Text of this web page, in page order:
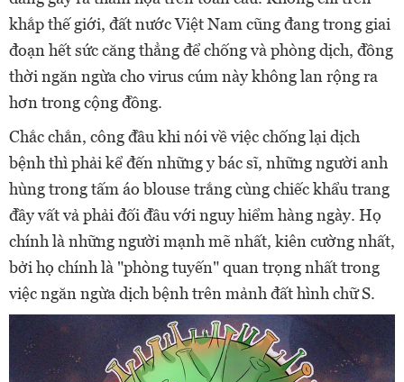
khắp thế giới, đất nước Việt Nam cũng đang trong giai
đoạn hết sức căng thẳng để chống và phòng dịch, đồng
thời ngăn ngừa cho virus cúm này không lan rộng ra
hơn trong cộng đồng.
Chắc chắn, công đầu khi nói về việc chống lại dịch
bệnh thì phải kể đến những y bác sĩ, những người anh
hùng trong tấm áo blouse trắng cùng chiếc khẩu trang
đầy vất vả phải đối đầu với nguy hiểm hàng ngày. Họ
chính là những người mạnh mẽ nhất, kiên cường nhất,
bởi họ chính là "phòng tuyến" quan trọng nhất trong
việc ngăn ngừa dịch bệnh trên mảnh đất hình chữ S.